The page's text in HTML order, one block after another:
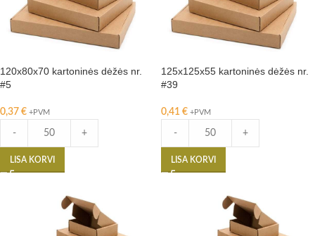
120x80x70 kartoninės dėžės nr.
#5
0,37 € +PVM
- +
LISA KORVI
125x125x55 kartoninės dėžės nr.
#39
0,41 € +PVM
- +
LISA KORVI